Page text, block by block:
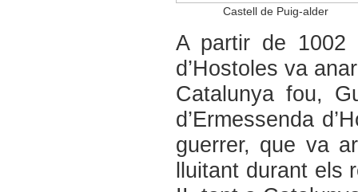
Castell de Puig-alder
A partir de 1002
d’Hostoles va
Catalunya fou,
d’Ermessenda
guerrer, que va
lluitant durant els